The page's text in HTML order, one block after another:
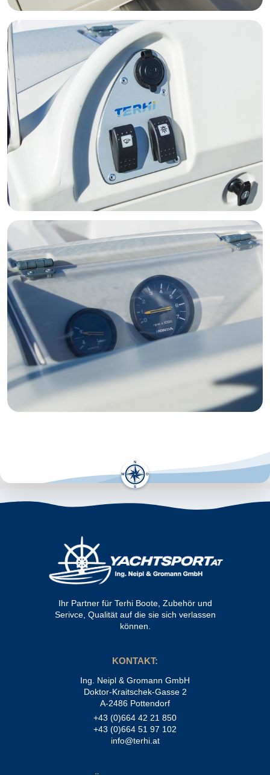
Ihr Partner für Terhi Boote, Zubehör und
Serivce, Qualität auf die sie sich verlassen
können.
KONTAKT:
Ing. Neipl & Gromann GmbH
Doktor-Kraitschek-Gasse 2
A-2486 Pottendorf
+43 (0)664 42 21 850
+43 (0)664 51 97 102
info@terhi.at